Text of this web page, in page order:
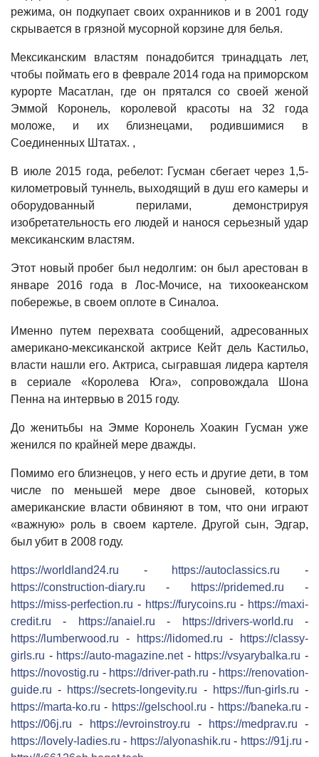
режима, он подкупает своих охранников и в 2001 году
скрывается в грязной мусорной корзине для белья.
Мексиканским властям понадобится тринадцать лет,
чтобы поймать его в феврале 2014 года на приморском
курорте Масатлан, где он прятался со своей женой
Эммой Коронель, королевой красоты на 32 года
моложе, и их близнецами, родившимися в
Соединенных Штатах. ,
В июле 2015 года, ребелот: Гусман сбегает через 1,5-
километровый туннель, выходящий в душ его камеры и
оборудованный перилами, демонстрируя
изобретательность его людей и нанося серьезный удар
мексиканским властям.
Этот новый пробег был недолгим: он был арестован в
январе 2016 года в Лос-Мочисе, на тихоокеанском
побережье, в своем оплоте в Синалоа.
Именно путем перехвата сообщений, адресованных
американо-мексиканской актрисе Кейт дель Кастильо,
власти нашли его. Актриса, сыгравшая лидера картеля
в сериале «Королева Юга», сопровождала Шона
Пенна на интервью в 2015 году.
До женитьбы на Эмме Коронель Хоакин Гусман уже
женился по крайней мере дважды.
Помимо его близнецов, у него есть и другие дети, в том
числе по меньшей мере двое сыновей, которых
американские власти обвиняют в том, что они играют
«важную» роль в своем картеле. Другой сын, Эдгар,
был убит в 2008 году.
https://worldland24.ru - https://autoclassics.ru -
https://construction-diary.ru - https://pridemed.ru -
https://miss-perfection.ru - https://furycoins.ru - https://maxi-
credit.ru - https://anaiel.ru - https://drivers-world.ru -
https://lumberwood.ru - https://lidomed.ru -
https://classy-
girls.ru - https://auto-magazine.net- https://vsyarybalka.ru -
https://novostig.ru - https://driver-path.ru - https://renovation-
guide.ru - https://secrets-longevity.ru - https://fun-girls.ru -
https://marta-ko.ru - https://gelschool.ru - https://baneka.ru -
https://06j.ru - https://evroinstroy.ru - https://medprav.ru -
https://lovely-ladies.ru - https://alyonashik.ru - https://91j.ru -